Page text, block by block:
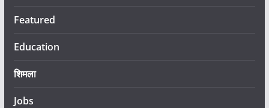
Featured
Education
शिमला
Jobs